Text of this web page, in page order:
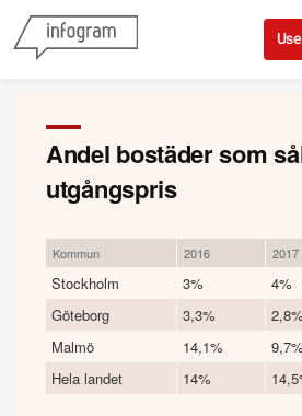
Skip to content
Andel bostäder som
utgångspris
Kommun 2016 2017
Stockholm 3% 4%
Göteborg
3,3% 2,8%
Malmö
14,1% 9,7%
Hela landet
14%